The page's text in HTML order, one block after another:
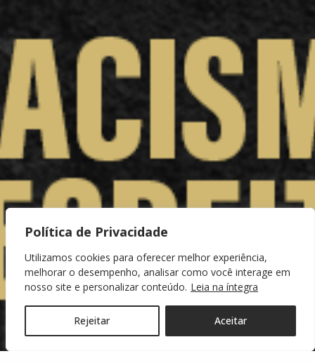
Política de Privacidade
Utilizamos cookies para oferecer melhor experiência,
melhorar o desempenho, analisar como você interage em
nosso site e personalizar conteúdo. Leia na íntegra
Rejeitar Aceitar